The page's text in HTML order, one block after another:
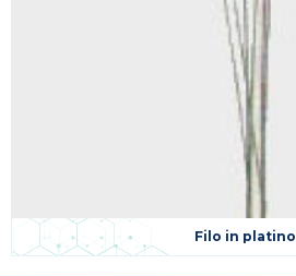
Filo in platino